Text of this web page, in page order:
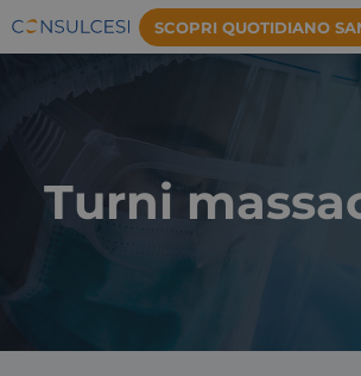
SCOPRI QUOTIDIANO
Turni